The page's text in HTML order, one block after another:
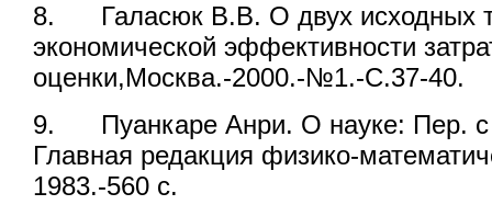
8. Галасюк В.В. О двух исходных
экономической эффективности
оценки,Москва.-2000.-№1.-С.37-40.
9. Пуанкаре Анри. О науке: Пер.
Главная редакция физико-
1983.-560 с.